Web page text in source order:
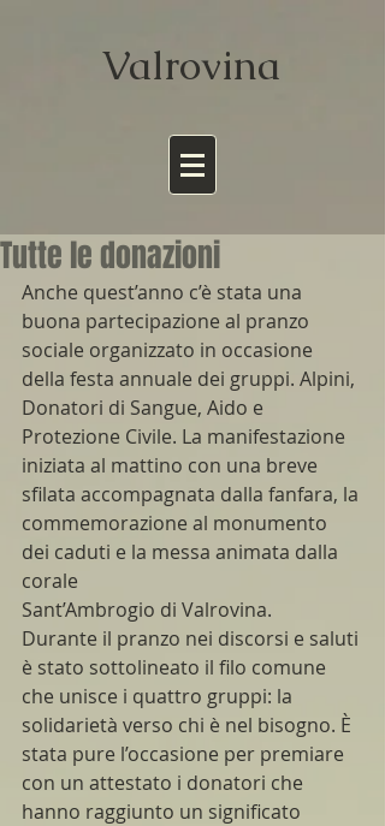
Valrovina
Tutte le donazioni
Anche quest’anno c’è stata una
buona partecipazione al pranzo
sociale organizzato in occasione
della festa annuale dei gruppi. Alpini,
Donatori di Sangue, Aido e
Protezione Civile. La manifestazione
iniziata al mattino con una breve
sfilata accompagnata dalla fanfara, la
commemorazione al monumento
dei caduti e la messa animata dalla
corale
Sant’Ambrogio di Valrovina.
Durante il pranzo nei discorsi e saluti
è stato sottolineato il filo comune
che unisce i quattro gruppi: la
solidarietà verso chi è nel bisogno. È
stata pure l’occasione per premiare
con un attestato i donatori che
hanno raggiunto un significato